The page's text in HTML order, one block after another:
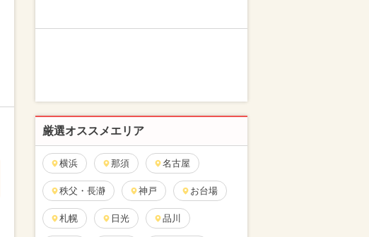
厳選オススメエリア
横浜 那須 名古屋
秩父・長瀞 神戸 お台場
札幌 日光 品川